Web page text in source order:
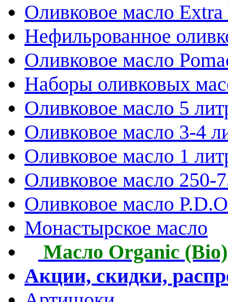
Оливковое масло
Нефильрованное
Оливковое масло
Наборы оливковых
Оливковое масло 5
Оливковое масло 3-4
Оливковое масло 1
Оливковое масло 250-
Оливковое масло
Монастырское масло
Масло Organic (Bio)
Акции, скидки,